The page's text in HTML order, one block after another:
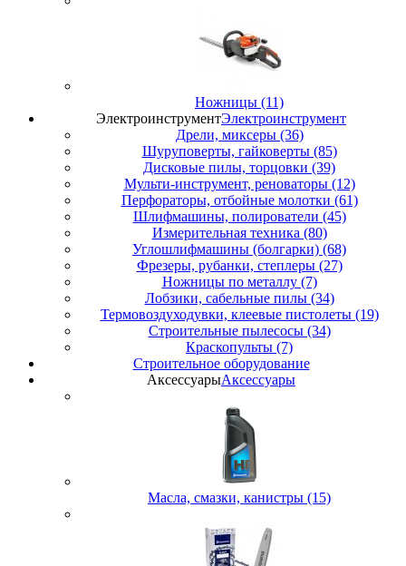
Ножницы (11)
ЭлектроинструментЭлектроинструмент
Дрели, миксеры (36)
Шуруповерты, гайковерты (85)
Дисковые пилы, торцовки (39)
Мульти-инструмент, реноваторы (12)
Перфораторы, отбойные молотки (61)
Шлифмашины, полирователи (45)
Измерительная техника (80)
Углошлифмашины (болгарки) (68)
Фрезеры, рубанки, степлеры (27)
Ножницы по металлу (7)
Лобзики, сабельные пилы (34)
Термовоздуходувки, клеевые пистолеты (19)
Строительные пылесосы (34)
Краскопульты (7)
Строительное оборудование
АксессуарыАксессуары
Масла, смазки, канистры (15)